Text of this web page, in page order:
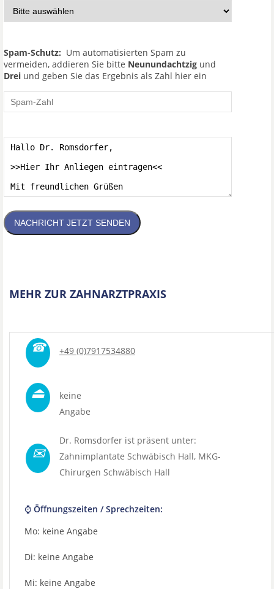
Spam-Schutz: Um automatisierten Spam zu
vermeiden, addieren Sie bitte Neunundachtzig und
Drei und geben Sie das Ergebnis als Zahl hier ein
NACHRICHT JETZT SENDEN
MEHR ZUR ZAHNARZTPRAXIS
☎ +49 (0)7917534880
⏏
keine
Angabe
✉
Dr. Romsdorfer ist präsent unter:
Zahnimplantate Schwäbisch Hall, MKG-
Chirurgen Schwäbisch Hall
⌚ Öffnungszeiten / Sprechzeiten:
Mo: keine Angabe
Di: keine Angabe
Mi: keine Angabe